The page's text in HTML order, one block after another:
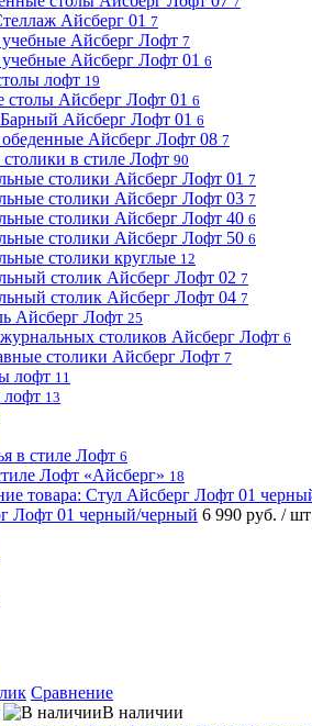
Айсберг 01 7
Айсберг Лофт 7
Айсберг Лофт 01 6
лофт 19
столы Айсберг Лофт 01 6
Айсберг Лофт 01 6
Айсберг Лофт 08 7
в стиле Лофт 90
столики Айсберг Лофт 01 7
столики Айсберг Лофт 03 7
столики Айсберг Лофт 40 6
столики Айсберг Лофт 50 6
столики круглые 12
столик Айсберг Лофт 02 7
столик Айсберг Лофт 04 7
Айсберг Лофт 25
столиков Айсберг Лофт 6
столики Айсберг Лофт 7
лофт 11
лофт 13
в стиле Лофт 6
Лофт «Айсберг» 18
Лофт 01 черный/черный 6 990 руб. / шт
Сравнение
В наличии